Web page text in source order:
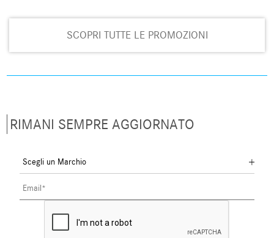
SCOPRI TUTTE LE PROMOZIONI
RIMANI SEMPRE AGGIORNATO